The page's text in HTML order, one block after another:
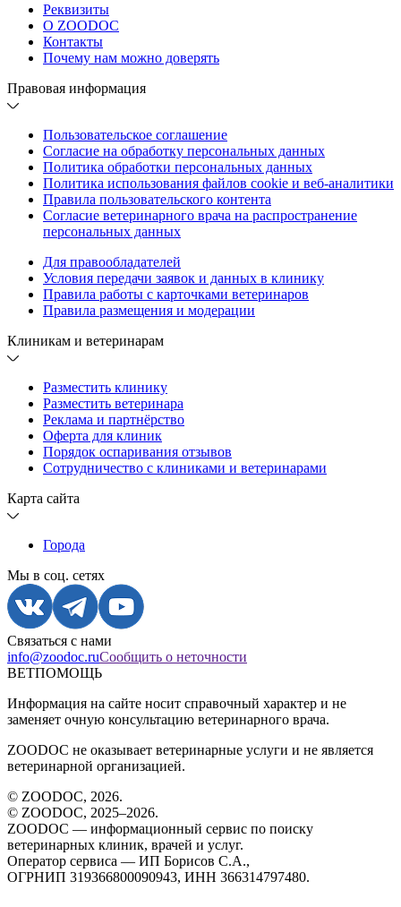
Реквизиты
О ZOODOC
Контакты
Почему нам можно доверять
Правовая информация
Пользовательское соглашение
Согласие на обработку персональных данных
Политика обработки персональных данных
Политика использования файлов cookie и веб-аналитики
Правила пользовательского контента
Согласие ветеринарного врача на распространение
персональных данных
Для правообладателей
Условия передачи заявок и данных в клинику
Правила работы с карточками ветеринаров
Правила размещения и модерации
Клиникам и ветеринарам
Разместить клинику
Разместить ветеринара
Реклама и партнёрство
Оферта для клиник
Порядок оспаривания отзывов
Сотрудничество с клиниками и ветеринарами
Карта сайта
Города
Мы в соц. сетях
Связаться с нами
info@zoodoc.ruСообщить о неточности
ВЕТПОМОЩЬ
Информация на сайте носит справочный характер и не
заменяет очную консультацию ветеринарного врача.
ZOODOC не оказывает ветеринарные услуги и не является
ветеринарной организацией.
© ZOODOC, 2026.
© ZOODOC, 2025–2026.
ZOODOC — информационный сервис по поиску
ветеринарных клиник, врачей и услуг.
Оператор сервиса — ИП Борисов С.А.,
ОГРНИП 319366800090943, ИНН 366314797480.